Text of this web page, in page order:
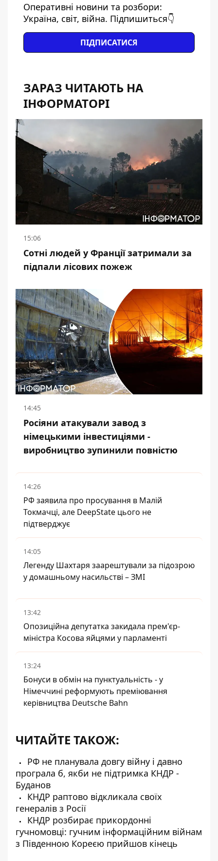
Оперативні новини та розбори:
Україна, світ, війна. Підпишиться👇
ПІДПИСАТИСЯ
ЗАРАЗ ЧИТАЮТЬ НА
ІНФОРМАТОРІ
15:06
Сотні людей у Франції затримали за
підпали лісових пожеж
14:45
Росіяни атакували завод з
німецькими інвестиціями -
виробництво зупинили повністю
14:26
РФ заявила про просування в Малій
Токмачці, але DeepState цього не
підтверджує
14:05
Легенду Шахтаря заарештували за підозрою
у домашньому насильстві – ЗМІ
13:42
Опозиційна депутатка закидала прем'єр-
міністра Косова яйцями у парламенті
13:24
Бонуси в обмін на пунктуальність - у
Німеччині реформують преміювання
керівництва Deutsche Bahn
ЧИТАЙТЕ ТАКОЖ:
РФ не планувала довгу війну і давно
програла б, якби не підтримка КНДР -
Буданов
КНДР раптово відкликала своїх
генералів з Росії
КНДР розбирає прикордонні
гучномовці: гучним інформаційним війнам
з Південною Кореєю прийшов кінець